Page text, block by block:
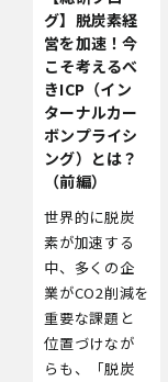
グ】脱炭素経
営を加速！今
こそ考えるべ
きICP（イン
ターナルカー
ボンプライシ
ング）とは？
（前編）
世界的に脱炭
素が加速する
中、多くの企
業がCO2削減を
重要な課題と
位置づけなが
らも、「脱炭